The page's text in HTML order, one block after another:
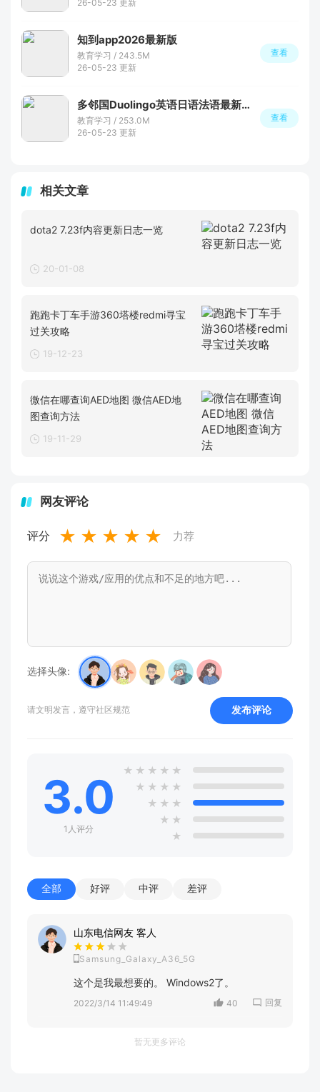
26-05-23 更新
知到app2026最新版
教育学习 / 243.5M
26-05-23 更新
查看
多邻国Duolingo英语日语法语最新安卓版
教育学习 / 253.0M
26-05-23 更新
查看
相关文章
dota2 7.23f内容更新日志一览
20-01-08
跑跑卡丁车手游360塔楼redmi寻宝
过关攻略
19-12-23
微信在哪查询AED地图 微信AED地
图查询方法
19-11-29
网友评论
评分 ★ ★ ★ ★ ★ 力荐
选择头像:
请文明发言，遵守社区规范 发布评论
3.0
1人评分
★ ★ ★ ★ ★
★ ★ ★ ★
★ ★ ★
★ ★
★
全部 好评 中评 差评
山东电信网友 客人
Samsung_Galaxy_A36_5G
这个是我最想要的。 Windows2了。
2022/3/14 11:49:49 40 回复
暂无更多评论